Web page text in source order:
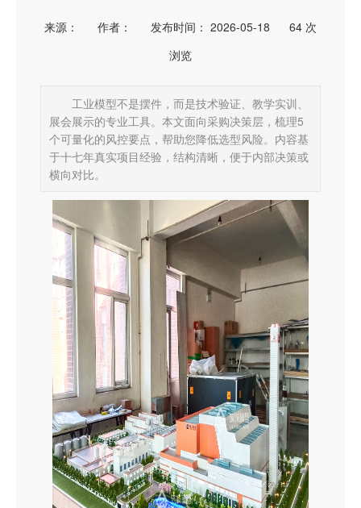
来源： 作者： 发布时间： 2026-05-18 64 次
浏览
工业模型不是摆件，而是技术验证、教学实训、
展会展示的专业工具。本文面向采购决策层，梳理5
个可量化的风控要点，帮助您降低选型风险。内容基
于十七年真实项目经验，结构清晰，便于内部决策或
横向对比。